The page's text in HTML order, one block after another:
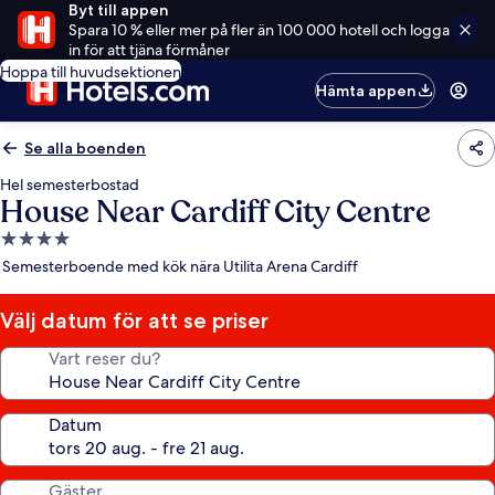
Byt till appen
Spara 10 % eller mer på fler än 100 000 hotell och logga
in för att tjäna förmåner
Hoppa till huvudsektionen
Hämta appen
Se alla boenden
Hel semesterbostad
House Near Cardiff City Centre
4.0-
stjärnigt
Semesterboende med kök nära Utilita Arena Cardiff
Välj datum för att se priser
Vart reser du?
Datum